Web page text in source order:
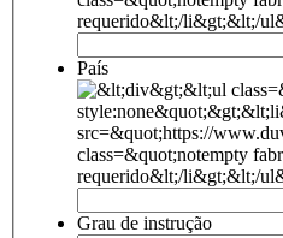
País
Grau de instrução